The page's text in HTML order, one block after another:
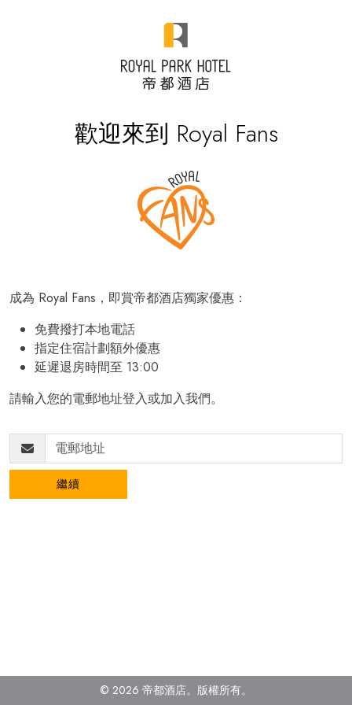
歡迎來到 Royal Fans
成為 Royal Fans，即賞帝都酒店獨家優惠：
免費撥打本地電話
指定住宿計劃額外優惠
延遲退房時間至 13:00
請輸入您的電郵地址登入或加入我們。
繼續
© 2026 帝都酒店。版權所有。